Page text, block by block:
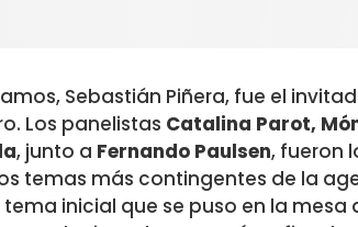
Sebastián Piñera, fue el
Los panelistas Catalina Parot,
, junto a Fernando Paulsen, fueron
temas más contingentes de la
inicial que se puso en la mesa